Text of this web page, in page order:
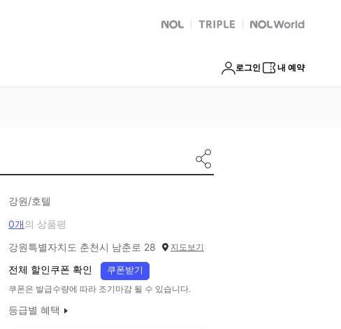
NOL 트리플 Global Interpark
로그인 내 예약
강원/호텔
0개의 상품평
강원특별자치도 춘천시 남춘로 28 지도보기
전체 할인쿠폰 확인 쿠폰받기
쿠폰은 발급수량에 따라 조기마감 될 수 있습니다.
등급별 혜택